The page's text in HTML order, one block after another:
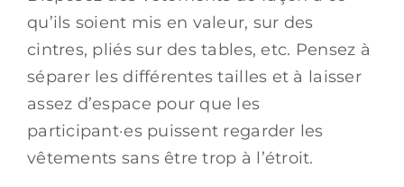
qu’ils soient mis en valeur, sur des
cintres, pliés sur des tables, etc. Pensez à
séparer les différentes tailles et à laisser
assez d’espace pour que les
participant·es puissent regarder les
vêtements sans être trop à l’étroit.